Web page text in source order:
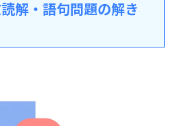
解・語句問題の解き